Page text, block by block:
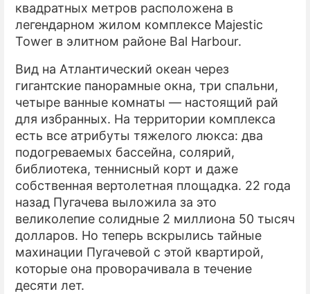
квадратных метров расположена в
легендарном жилом комплексе Majestic
Tower в элитном районе Bal Harbour.
Вид на Атлантический океан через
гигантские панорамные окна, три спальни,
четыре ванные комнаты — настоящий рай
для избранных. На территории комплекса
есть все атрибуты тяжелого люкса: два
подогреваемых бассейна, солярий,
библиотека, теннисный корт и даже
собственная вертолетная площадка. 22 года
назад Пугачева выложила за это
великолепие солидные 2 миллиона 50 тысяч
долларов. Но теперь вскрылись тайные
махинации Пугачевой с этой квартирой,
которые она проворачивала в течение
десяти лет.